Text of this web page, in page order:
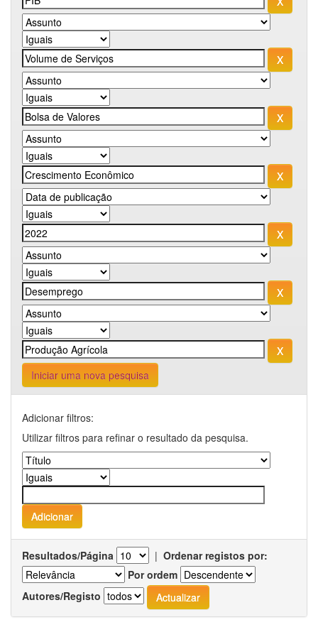
Iniciar uma nova pesquisa
Adicionar filtros:
Utilizar filtros para refinar o resultado da pesquisa.
Resultados/Página | Ordenar registos por:
Por ordem
Autores/Registo